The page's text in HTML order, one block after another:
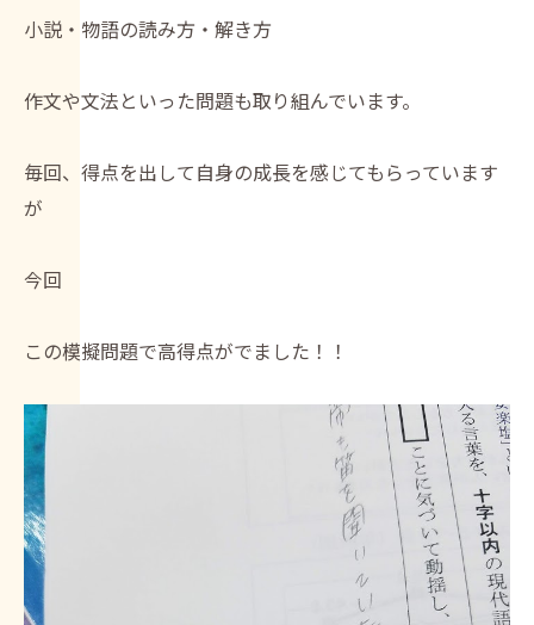
小説・物語の読み方・解き方
作文や文法といった問題も取り組んでいます。
毎回、得点を出して自身の成長を感じてもらっています
が
今回
この模擬問題で高得点がでました！！